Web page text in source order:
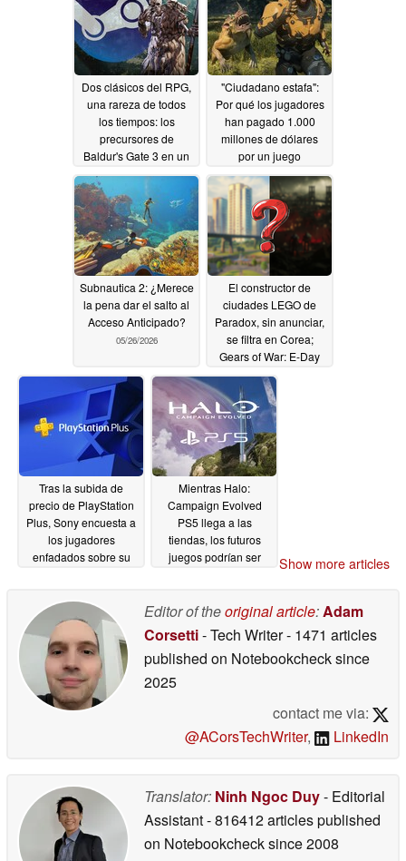
Dos clásicos del RPG,
una rareza de todos
los tiempos: los
precursores de
Baldur's Gate 3 en un
paquete por 10 $ en
lugar de 60 $ en Steam
05/26/2026
"Ciudadano estafa":
Por qué los jugadores
han pagado 1.000
millones de dólares
por un juego
inacabado05/26/2026
Subnautica 2: ¿Merece
la pena dar el salto al
Acceso Anticipado?
05/26/2026
El constructor de
ciudades LEGO de
Paradox, sin anunciar,
se filtra en Corea;
Gears of War: E-Day
también se valora
05/26/2026
Tras la subida de
precio de PlayStation
Plus, Sony encuesta a
los jugadores
enfadados sobre su
Mientras Halo:
Campaign Evolved
PS5 llega a las
tiendas, los futuros
juegos podrían ser
Show more articles
Editor of theoriginal article:Adam
Corsetti- Tech Writer- 1471 articles
published on Notebookchecksince
2025
contact me via:
@ACorsTechWriter, LinkedIn
Translator: Ninh Ngoc Duy- Editorial
Assistant- 816412 articles published
on Notebookchecksince 2008